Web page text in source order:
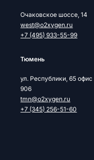
Очаковское шоссе, 14
west@o2xygen.ru
+7 (495) 933-55-99
Тюмень
ул. Республики, 65 офис
906
tmn@o2xygen.ru
+7 (345) 256-51-60